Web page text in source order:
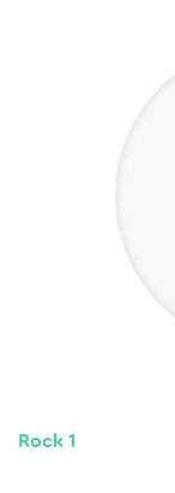
Rock 1